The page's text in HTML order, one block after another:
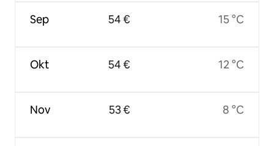
Sep
Okt
Nov
54 €
54 €
53 €
15 °C
12 °C
8 °C